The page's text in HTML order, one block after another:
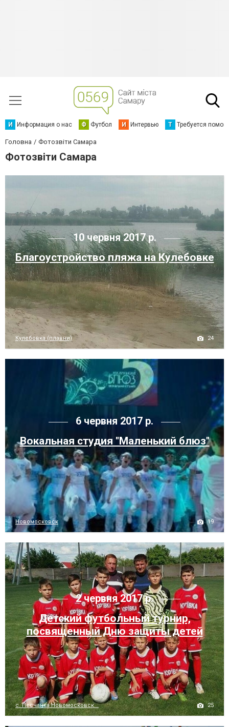
И Информация о нас Ф Футбол И Интервью Т Требуется
Головна Фотозвіти Самара
Фотозвіти Самара
10 червня 2017 р.
Благоустройство пляжа на Кулебовке
Кулебовка (плавни) 24
6 червня 2017 р.
Вокальная студия "Маленький блюз"
Новомосковск 19
2 червня 2017 р.
Детский футбольный турнир,
посвященный Дню защиты детей
с. Песчанка Новомосковск... 25